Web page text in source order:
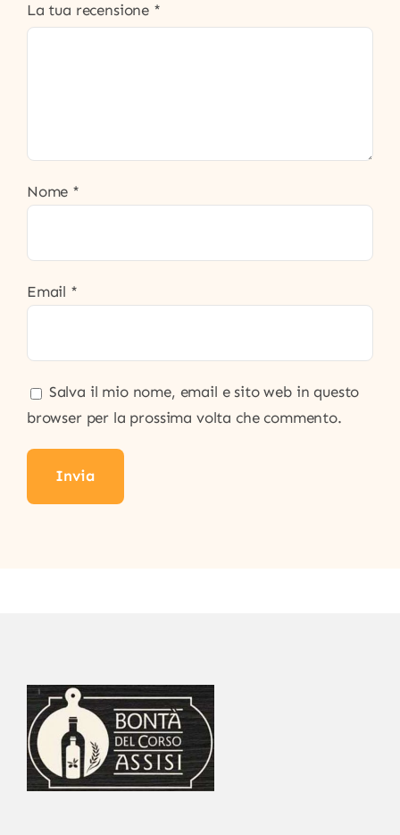
La tua recensione *
Nome *
Email *
Salva il mio nome, email e sito web in questo
browser per la prossima volta che commento.